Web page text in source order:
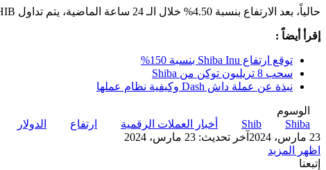
حالياً، بعد الارتفاع بنسبة 4.50% خلال الـ 24 ساعة الماضية، يتم تداول SHIB عند 0.0000271 دولار.
إقرأ أيضاً :
توقع ارتفاع Shiba Inu بنسبة 150%
سحب 8 تريليون توكن من Shiba
نبذة عن عملة داش Dash وكيفية نظام عملها
الوسوم
Shib
Shiba أخبار العملات الرقمية ارتفاع الدولار
23 مارس، 2024
آخر تحديث: 23 مارس، 2024
اظهر المزيد
إتبعنا